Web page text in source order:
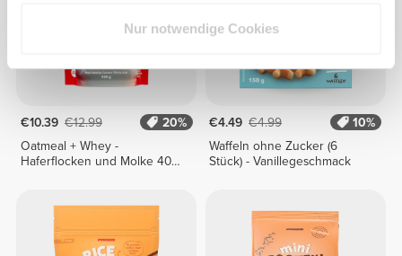
Nur notwendige Cookies
€10.39 €12.99
20%
Oatmeal + Whey -
Haferflocken und Molke 400
€4.49 €4.99
10%
Waffeln ohne Zucker (6
Stück) - Vanillegeschmack